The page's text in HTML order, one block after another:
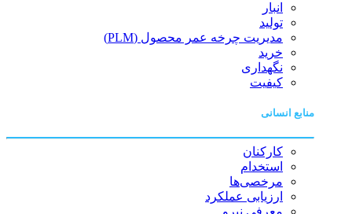
انبار
تولید
مدیریت چرخه عمر محصول (PLM)
خرید
نگهداری
کیفیت
منابع انسانی
کارکنان
استخدام
مرخصی‌ها
ارزیابی عملکرد